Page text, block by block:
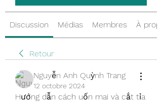
Discussion Médias Membres À
Retour
Nguyễn Anh Quỳnh Trang
12 octobre 2024
Hướng dẫn cách uốn mai và cắt tỉa